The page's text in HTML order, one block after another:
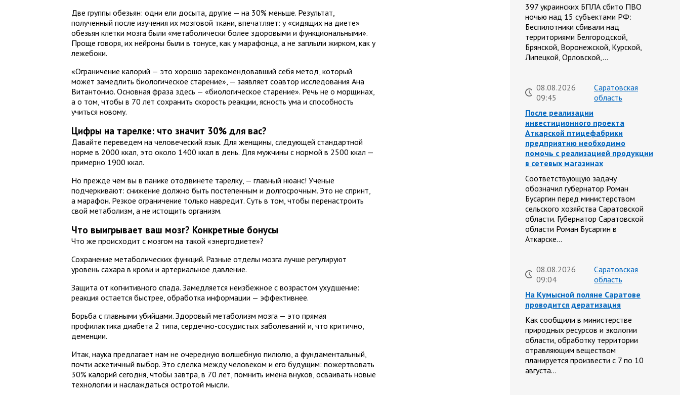
Две группы обезьян: одни ели досыта, другие — на 30% меньше. Результат,
полученный после изучения их мозговой ткани, впечатляет: у «сидящих на диете»
обезьян клетки мозга были «метаболически более здоровыми и функциональными».
Проще говоря, их нейроны были в тонусе, как у марафонца, а не заплыли жирком, как у
лежебоки.
«Ограничение калорий — это хорошо зарекомендовавший себя метод, который
может замедлить биологическое старение», — заявляет соавтор исследования Ана
Витантонио. Основная фраза здесь — «биологическое старение». Речь не о морщинах,
а о том, чтобы в 70 лет сохранить скорость реакции, ясность ума и способность
учиться новому.
Цифры на тарелке: что значит 30% для вас?
Давайте переведем на человеческий язык. Для женщины, следующей стандартной
норме в 2000 ккал, это около 1400 ккал в день. Для мужчины с нормой в 2500 ккал —
примерно 1900 ккал.
Но прежде чем вы в панике отодвинете тарелку, — главный нюанс! Ученые
подчеркивают: снижение должно быть постепенным и долгосрочным. Это не спринт,
а марафон. Резкое ограничение только навредит. Суть в том, чтобы перенастроить
свой метаболизм, а не истощить организм.
Что выигрывает ваш мозг? Конкретные бонусы
Что же происходит с мозгом на такой «энергодиете»?
Сохранение метаболических функций. Разные отделы мозга лучше регулируют
уровень сахара в крови и артериальное давление.
Защита от когнитивного спада. Замедляется неизбежное с возрастом ухудшение:
реакция остается быстрее, обработка информации — эффективнее.
Борьба с главными убийцами. Здоровый метаболизм мозга — это прямая
профилактика диабета 2 типа, сердечно-сосудистых заболеваний и, что критично,
деменции.
Итак, наука предлагает нам не очередную волшебную пилюлю, а фундаментальный,
почти аскетичный выбор. Это сделка между человеком и его будущим: пожертвовать
30% калорий сегодня, чтобы завтра, в 70 лет, помнить имена внуков, осваивать новые
технологии и наслаждаться остротой мысли.
397 украинских БПЛА сбито ПВО
ночью над 15 субъектами РФ:
Беспилотники сбивали над
территориями Белгородской,
Брянской, Воронежской, Курской,
Липецкой, Орловской,…
08.08.2026
09:45
Саратовская
область
После реализации
инвестиционного проекта
Аткарской птицефабрики
предприятию необходимо
помочь с реализацией продукции
в сетевых магазинах
Соответствующую задачу
обозначил губернатор Роман
Бусаргин перед министерством
сельского хозяйства Саратовской
области. Губернатор Саратовской
области Роман Бусаргин в
Аткарске…
08.08.2026
09:04
Саратовская
область
На Кумысной поляне Саратове
проводится дератизация
Как сообщили в министерстве
природных ресурсов и экологии
области, обработку территории
отравляющим веществом
планируется произвести с 7 по 10
августа…